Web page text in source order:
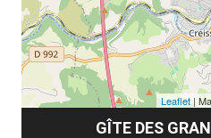
GÎTE DES
Leaflet |